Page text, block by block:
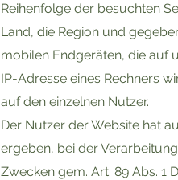
Reihenfolge der besuchten
Land, die Region und
mobilen Endgeräten, die auf
IP-Adresse eines Rechners
auf den einzelnen Nutzer.
Der Nutzer der Website hat
ergeben, bei der
Zwecken gem. Art. 89 Abs. 1